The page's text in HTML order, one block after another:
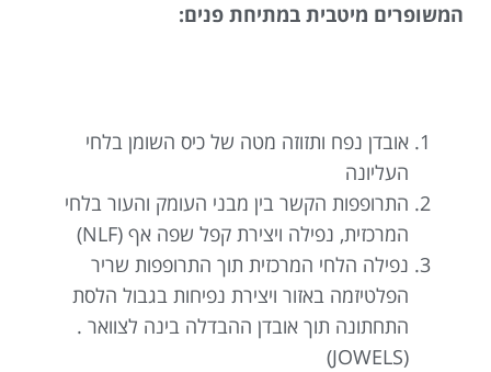
המשופרים מיטבית במתיחת פנים:
אובדן נפח ותזוזה מטה של כיס השומן בלחי
העליונה
התרופפות הקשר בין מבני העומק והעור בלחי
המרכזית, נפילה ויצירת קפל שפה אף (NLF)
נפילה הלחי המרכזית תוך התרופפות שריר
הפלטיזמה באזור ויצירת נפיחות בגבול הלסת
התחתונה תוך אובדן ההבדלה בינה לצוואר .
(JOWELS)